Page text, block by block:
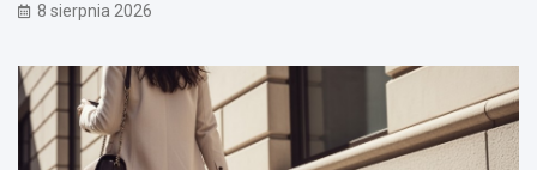
8 sierpnia 2026